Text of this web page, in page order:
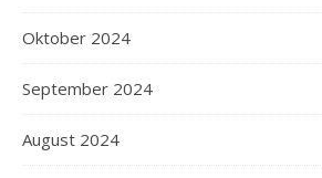
Oktober 2024
September 2024
August 2024